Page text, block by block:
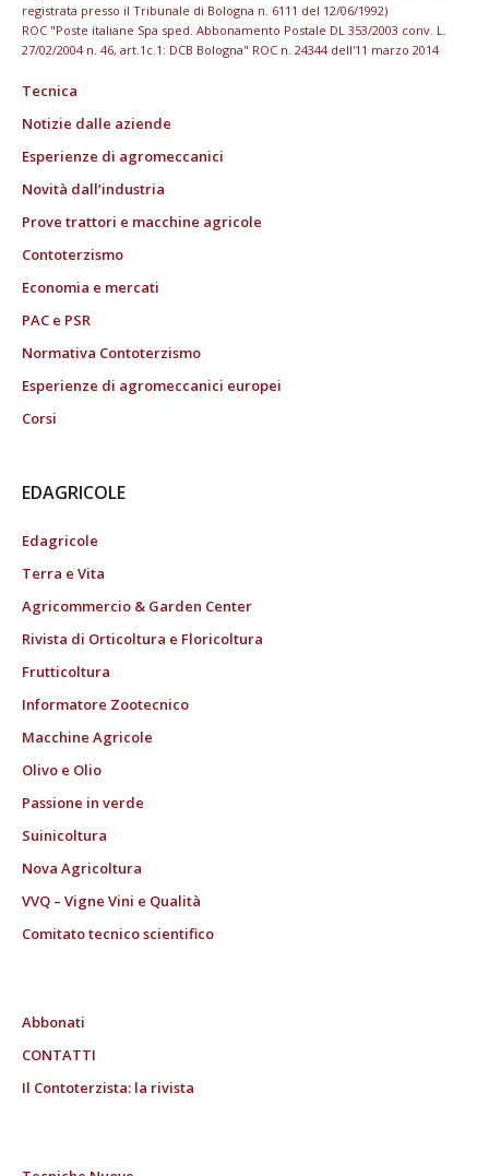
registrata presso il Tribunale di Bologna n. 6111 del 12/06/1992)
ROC "Poste italiane Spa sped. Abbonamento Postale DL 353/2003 conv. L.
27/02/2004 n. 46, art.1c.1: DCB Bologna" ROC n. 24344 dell'11 marzo 2014
Tecnica
Notizie dalle aziende
Esperienze di agromeccanici
Novità dall’industria
Prove trattori e macchine agricole
Contoterzismo
Economia e mercati
PAC e PSR
Normativa Contoterzismo
Esperienze di agromeccanici europei
Corsi
EDAGRICOLE
Edagricole
Terra e Vita
Agricommercio & Garden Center
Rivista di Orticoltura e Floricoltura
Frutticoltura
Informatore Zootecnico
Macchine Agricole
Olivo e Olio
Passione in verde
Suinicoltura
Nova Agricoltura
VVQ – Vigne Vini e Qualità
Comitato tecnico scientifico
Abbonati
CONTATTI
Il Contoterzista: la rivista